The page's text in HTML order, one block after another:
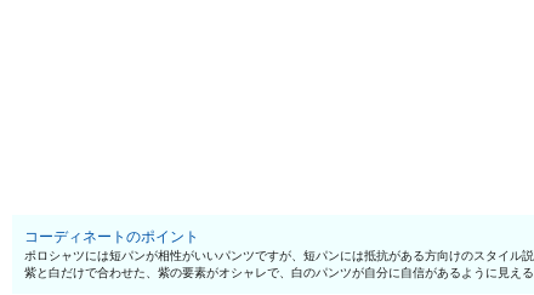
コーディネートのポイント
ポロシャツには短パンが相性がいいパンツですが、短パンには抵抗がある方向けのスタイ
紫と白だけで合わせた、紫の要素がオシャレで、白のパンツが自分に自信があるように見え